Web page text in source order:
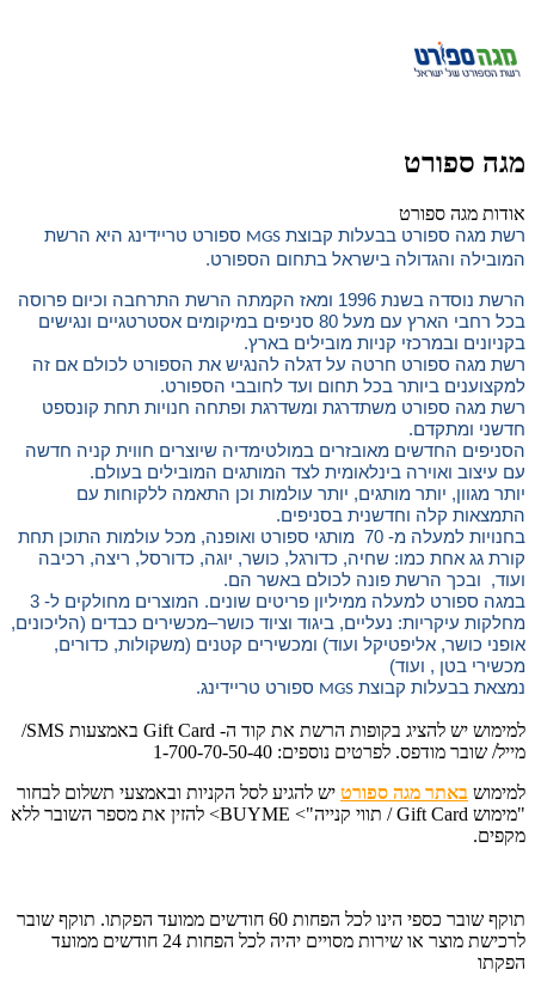
מגה ספורט
אודות מגה ספורט
רשת מגה ספורט בבעלות קבוצת MGS ספורט טריידינג היא הרשת
המובילה והגדולה בישראל בתחום הספורט.
הרשת נוסדה בשנת 1996 ומאז הקמתה הרשת התרחבה וכיום פרוסה
בכל רחבי הארץ עם מעל 80 סניפים במיקומים אסטרטגיים ונגישים
בקניונים ובמרכזי קניות מובילים בארץ.
רשת מגה ספורט חרטה על דגלה להנגיש את הספורט לכולם אם זה
למקצוענים ביותר בכל תחום ועד לחובבי הספורט.
רשת מגה ספורט משתדרגת ומשדרגת ופתחה חנויות תחת קונספט
חדשני ומתקדם.
הסניפים החדשים מאובזרים במולטימדיה שיוצרים חווית קניה חדשה
עם עיצוב ואוירה בינלאומית לצד המותגים המובילים בעולם.
יותר מגוון, יותר מותגים, יותר עולמות וכן התאמה ללקוחות עם
התמצאות קלה וחדשנית בסניפים.
בחנויות למעלה מ- 70 מותגי ספורט ואופנה, מכל עולמות התוכן תחת
קורת גג אחת כמו: שחיה, כדורגל, כושר, יוגה, כדורסל, ריצה, רכיבה
ועוד, ובכך הרשת פונה לכולם באשר הם.
במגה ספורט למעלה ממיליון פריטים שונים. המוצרים מחולקים ל- 3
מחלקות עיקריות: נעליים, ביגוד וציוד כושר–מכשירים כבדים (הליכונים,
אופני כושר, אליפטיקל ועוד) ומכשירים קטנים (משקולות, כדורים,
מכשירי בטן , ועוד)
נמצאת בבעלות קבוצת MGS ספורט טריידינג.
למימוש יש להציג בקופות הרשת את קוד ה- Gift Card באמצעות SMS/
מייל/ שובר מודפס. לפרטים נוספים: 1-700-70-50-40
למימוש באתר מגה ספורט יש להגיע לסל הקניות ובאמצעי תשלום לבחור
"מימוש Gift Card / תווי קנייה"> BUYME> להזין את מספר השובר ללא
מקפים.
תוקף שובר כספי הינו לכל הפחות 60 חודשים ממועד הפקתו. תוקף שובר
לרכישת מוצר או שירות מסויים יהיה לכל הפחות 24 חודשים ממועד
הפקתו